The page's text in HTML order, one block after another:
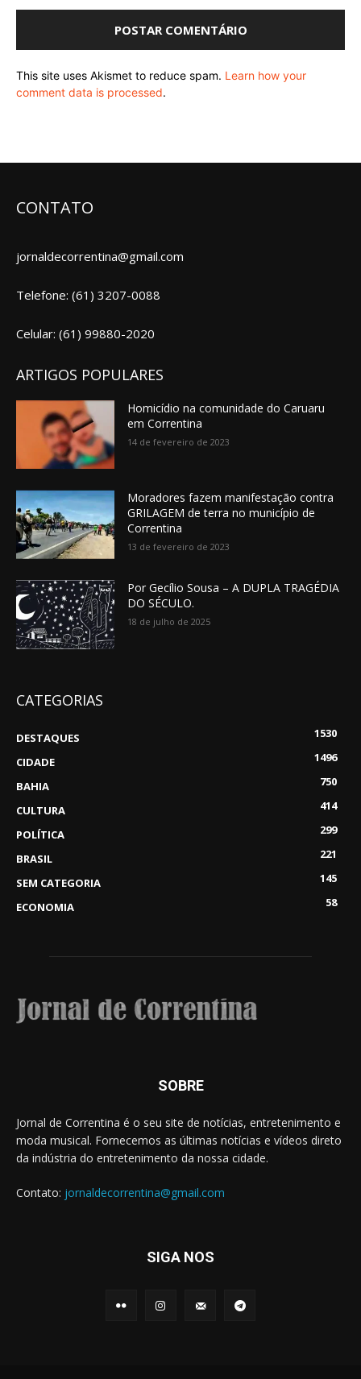
This site uses Akismet to reduce spam. Learn how your
comment data is processed.
CONTATO
jornaldecorrentina@gmail.com
Telefone: (61) 3207-0088
Celular: (61) 99880-2020
ARTIGOS POPULARES
Homicídio na comunidade do Caruaru
em Correntina
14 de fevereiro de 2023
Moradores fazem manifestação contra
GRILAGEM de terra no município de
Correntina
13 de fevereiro de 2023
Por Gecílio Sousa – A DUPLA TRAGÉDIA
DO SÉCULO.
18 de julho de 2025
CATEGORIAS
DESTAQUES
1530
CIDADE
1496
BAHIA
750
CULTURA
414
POLÍTICA
299
BRASIL
221
SEM CATEGORIA
145
ECONOMIA
58
SOBRE
Jornal de Correntina é o seu site de notícias, entretenimento e
moda musical. Fornecemos as últimas notícias e vídeos direto
da indústria do entretenimento da nossa cidade.
Contato: jornaldecorrentina@gmail.com
SIGA NOS